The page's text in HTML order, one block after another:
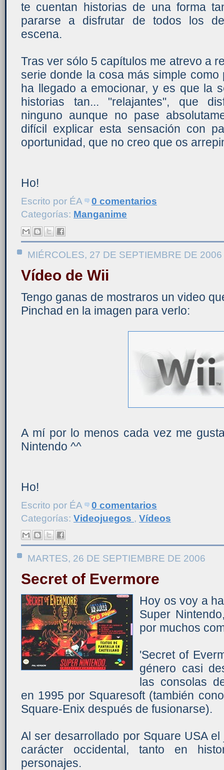
te cuentan historias de una forma
pararse a disfrutar de todos los
escena.
Tras ver sólo 5 capítulos me atrevo a
serie donde la cosa más simple
ha llegado a emocionar, y es que la
historias tan... "relajantes", que
ninguno aunque no pase
difícil explicar esta sensación con
oportunidad, que no creo que os
Ho!
Escrito por ÉA
0 comentarios
Categorías: Manganime
MIÉRCOLES, 27 DE SEPTIEMBRE DE 2006
Vídeo de Wii
Tengo ganas de mostraros un video
Pinchad en la imagen para verlo:
A mí por lo menos cada vez me
Nintendo ^^
Ho!
Escrito por ÉA
0 comentarios
Categorías: Videojuegos , Vídeos
MARTES, 26 DE SEPTIEMBRE DE 2006
Secret of Evermore
Hoy os voy a
Super
por muchos
'Secret of
género casi
las consolas
en 1995 por Squaresoft (también
Square-Enix después de fusionarse).
Al ser desarrollado por Square USA
carácter occidental, tanto en
personajes.